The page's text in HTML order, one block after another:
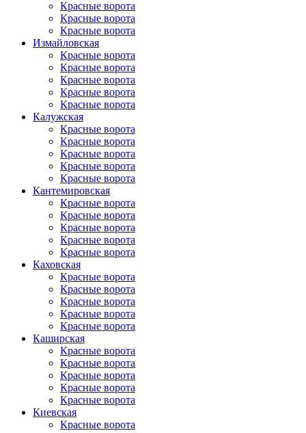
Красные ворота
Красные ворота
Красные ворота
Измайловская
Красные ворота
Красные ворота
Красные ворота
Красные ворота
Красные ворота
Калужская
Красные ворота
Красные ворота
Красные ворота
Красные ворота
Красные ворота
Кантеми­ровская
Красные ворота
Красные ворота
Красные ворота
Красные ворота
Красные ворота
Каховская
Красные ворота
Красные ворота
Красные ворота
Красные ворота
Красные ворота
Каширская
Красные ворота
Красные ворота
Красные ворота
Красные ворота
Красные ворота
Киевская
Красные ворота